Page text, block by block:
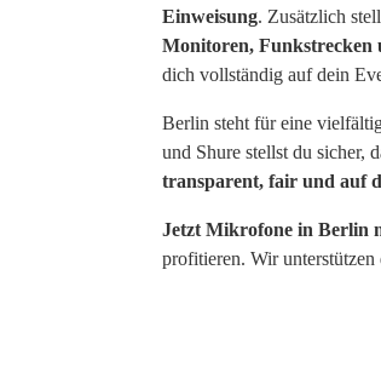
Einweisung. Zusätzlich
Monitoren, Funkstrecken
dich vollständig auf dein
Berlin steht für eine
und Shure stellst du sicher,
transparent, fair und auf
Jetzt Mikrofone in Berlin
profitieren. Wir